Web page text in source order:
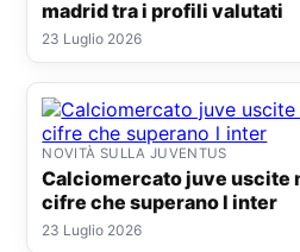
madrid tra i profili valutati
23 Luglio 2026
NOVITÀ SULLA JUVENTUS
Calciomercato juve uscite monte ingaggi record e
cifre che superano l inter
23 Luglio 2026